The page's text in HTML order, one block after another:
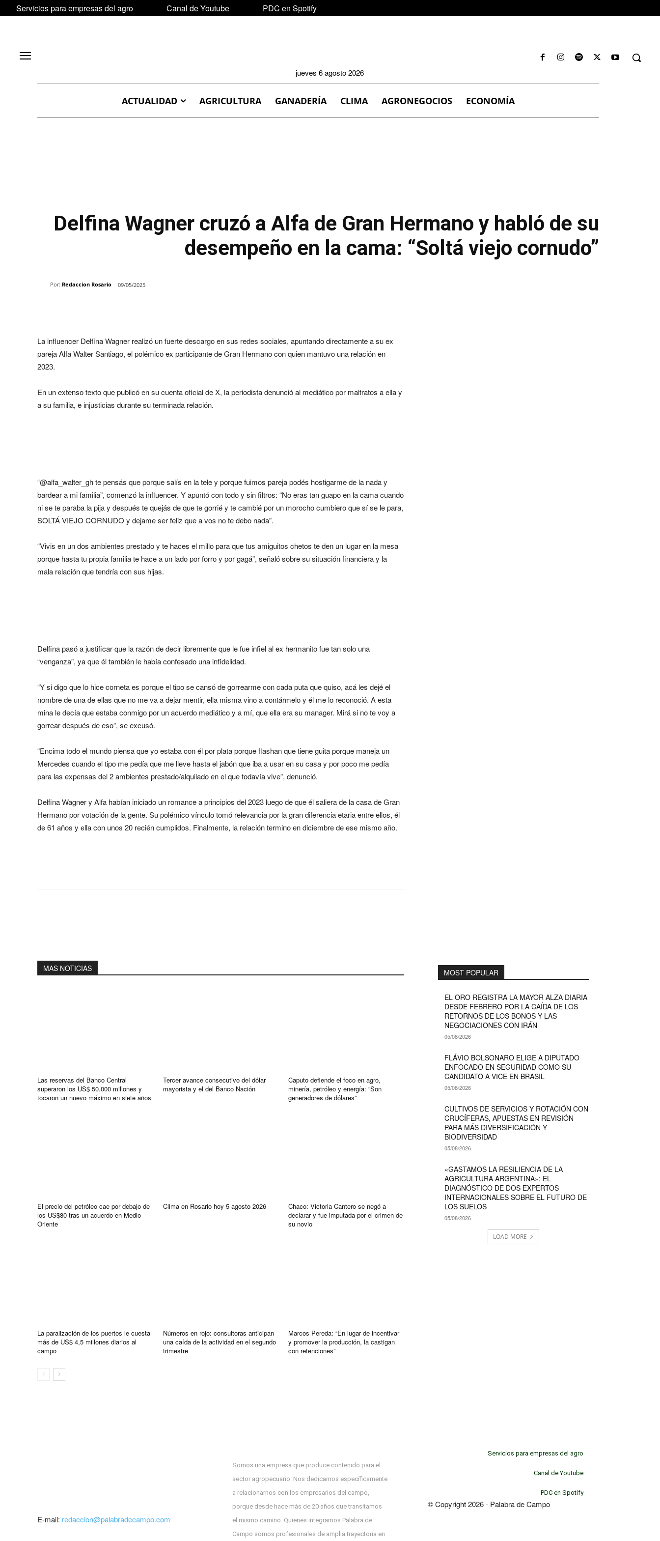
Servicios para empresas del agro Canal de Youtube PDC en Spotify
jueves 6 agosto 2026
ACTUALIDAD AGRICULTURA GANADERÍA CLIMA AGRONEGOCIOS ECONOMÍA
Delfina Wagner cruzó a Alfa de Gran Hermano y habló de su
desempeño en la cama: “Soltá viejo cornudo”
Por: Redaccion Rosario 09/05/2025
La influencer Delfina Wagner realizó un fuerte descargo en sus redes sociales, apuntando directamente a su ex
pareja Alfa Walter Santiago, el polémico ex participante de Gran Hermano con quien mantuvo una relación en
2023.
En un extenso texto que publicó en su cuenta oficial de X, la periodista denunció al mediático por maltratos a ella y
a su familia, e injusticias durante su terminada relación.
“@alfa_walter_gh te pensás que porque salís en la tele y porque fuimos pareja podés hostigarme de la nada y
bardear a mi familia”, comenzó la influencer. Y apuntó con todo y sin filtros: “No eras tan guapo en la cama cuando
ni se te paraba la pija y después te quejás de que te gorrié y te cambié por un morocho cumbiero que sí se le para,
SOLTÁ VIEJO CORNUDO y dejame ser feliz que a vos no te debo nada”.
“Vivis en un dos ambientes prestado y te haces el millo para que tus amiguitos chetos te den un lugar en la mesa
porque hasta tu propia familia te hace a un lado por forro y por gagá”, señaló sobre su situación financiera y la
mala relación que tendría con sus hijas.
Delfina pasó a justificar que la razón de decir libremente que le fue infiel al ex hermanito fue tan solo una
“venganza”, ya que él también le había confesado una infidelidad.
“Y si digo que lo hice corneta es porque el tipo se cansó de gorrearme con cada puta que quiso, acá les dejé el
nombre de una de ellas que no me va a dejar mentir, ella misma vino a contármelo y él me lo reconoció. A esta
mina le decía que estaba conmigo por un acuerdo mediático y a mí, que ella era su manager. Mirá si no te voy a
gorrear después de eso”, se excusó.
“Encima todo el mundo piensa que yo estaba con él por plata porque flashan que tiene guita porque maneja un
Mercedes cuando el tipo me pedía que me lleve hasta el jabón que iba a usar en su casa y por poco me pedía
para las expensas del 2 ambientes prestado/alquilado en el que todavía vive”, denunció.
Delfina Wagner y Alfa habían iniciado un romance a principios del 2023 luego de que él saliera de la casa de Gran
Hermano por votación de la gente. Su polémico vínculo tomó relevancia por la gran diferencia etaria entre ellos, él
de 61 años y ella con unos 20 recién cumplidos. Finalmente, la relación termino en diciembre de ese mismo año.
MAS NOTICIAS
Las reservas del Banco Central
superaron los US$ 50.000 millones y
tocaron un nuevo máximo en siete años
Tercer avance consecutivo del dólar
mayorista y el del Banco Nación
Caputo defiende el foco en agro,
minería, petróleo y energía: “Son
generadores de dólares”
El precio del petróleo cae por debajo de
los US$80 tras un acuerdo en Medio
Oriente
Clima en Rosario hoy 5 agosto 2026
Chaco: Victoria Cantero se negó a
declarar y fue imputada por el crimen de
su novio
La paralización de los puertos le cuesta
más de US$ 4,5 millones diarios al
campo
Números en rojo: consultoras anticipan
una caída de la actividad en el segundo
trimestre
Marcos Pereda: “En lugar de incentivar
y promover la producción, la castigan
con retenciones”
MOST POPULAR
EL ORO REGISTRA LA MAYOR ALZA DIARIA
DESDE FEBRERO POR LA CAÍDA DE LOS
RETORNOS DE LOS BONOS Y LAS
NEGOCIACIONES CON IRÁN
05/08/2026
FLÁVIO BOLSONARO ELIGE A DIPUTADO
ENFOCADO EN SEGURIDAD COMO SU
CANDIDATO A VICE EN BRASIL
05/08/2026
CULTIVOS DE SERVICIOS Y ROTACIÓN CON
CRUCÍFERAS, APUESTAS EN REVISIÓN
PARA MÁS DIVERSIFICACIÓN Y
BIODIVERSIDAD
05/08/2026
«GASTAMOS LA RESILIENCIA DE LA
AGRICULTURA ARGENTINA»: EL
DIAGNÓSTICO DE DOS EXPERTOS
INTERNACIONALES SOBRE EL FUTURO DE
LOS SUELOS
05/08/2026
LOAD MORE
E-mail: redaccion@palabradecampo.com
Somos una empresa que produce contenido para el
sector agropecuario. Nos dedicamos específicamente
a relacionarnos con los empresarios del campo,
porque desde hace más de 20 años que transitamos
el mismo camino. Quienes integramos Palabra de
Campo somos profesionales de amplia trayectoria en
Servicios para empresas del agro
Canal de Youtube
PDC en Spotify
© Copyright 2026 - Palabra de Campo